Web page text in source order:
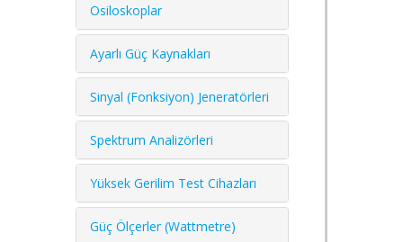
Osiloskoplar
Ayarlı Güç Kaynakları
Sinyal (Fonksiyon) Jeneratörleri
Spektrum Analizörleri
Yüksek Gerilim Test Cihazları
Güç Ölçerler (Wattmetre)